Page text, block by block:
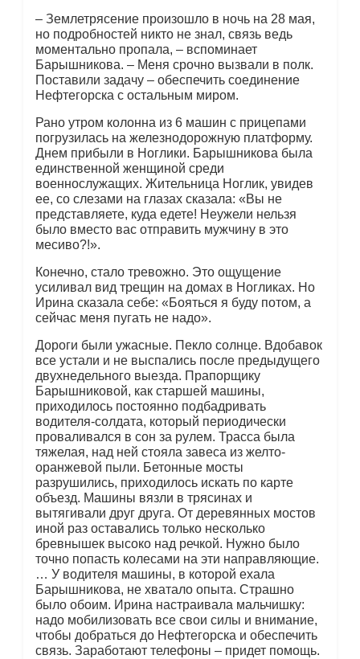
– Землетрясение произошло в ночь на 28 мая,
но подробностей никто не знал, связь ведь
моментально пропала, – вспоминает
Барышникова. – Меня срочно вызвали в полк.
Поставили задачу – обеспечить соединение
Нефтегорска с остальным миром.
Рано утром колонна из 6 машин с прицепами
погрузилась на железнодорожную платформу.
Днем прибыли в Ноглики. Барышникова была
единственной женщиной среди
военнослужащих. Жительница Ноглик, увидев
ее, со слезами на глазах сказала: «Вы не
представляете, куда едете! Неужели нельзя
было вместо вас отправить мужчину в это
месиво?!».
Конечно, стало тревожно. Это ощущение
усиливал вид трещин на домах в Ногликах. Но
Ирина сказала себе: «Бояться я буду потом, а
сейчас меня пугать не надо».
Дороги были ужасные. Пекло солнце. Вдобавок
все устали и не выспались после предыдущего
двухнедельного выезда. Прапорщику
Барышниковой, как старшей машины,
приходилось постоянно подбадривать
водителя-солдата, который периодически
проваливался в сон за рулем. Трасса была
тяжелая, над ней стояла завеса из желто-
оранжевой пыли. Бетонные мосты
разрушились, приходилось искать по карте
объезд. Машины вязли в трясинах и
вытягивали друг друга. От деревянных мостов
иной раз оставались только несколько
бревнышек высоко над речкой. Нужно было
точно попасть колесами на эти направляющие.
… У водителя машины, в которой ехала
Барышникова, не хватало опыта. Страшно
было обоим. Ирина настраивала мальчишку:
надо мобилизовать все свои силы и внимание,
чтобы добраться до Нефтегорска и обеспечить
связь. Заработают телефоны – придет помощь.